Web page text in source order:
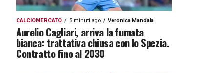
CALCIOMERCATO 5 minuti ago Veronica Mandala
Aurelio Cagliari, arriva la fumata
bianca: trattativa chiusa con lo Spezia.
Contratto fino al 2030